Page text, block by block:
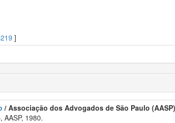
]
/ Associação dos Advogados de São Paulo
AASP, 1980.